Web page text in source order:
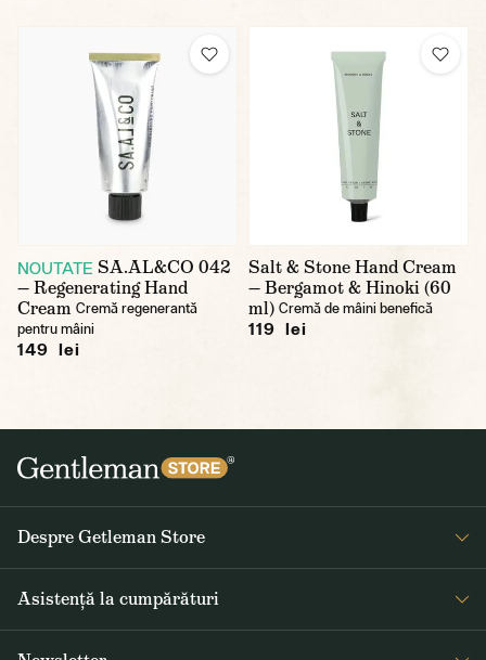
NOUTATE SA.AL&CO 042
— Regenerating Hand
Cream Cremă regenerantă
pentru mâini
149 lei
Salt & Stone Hand Cream
— Bergamot & Hinoki (60
ml) Cremă de mâini benefică
119 lei
Despre Getleman Store
Asistență la cumpărături